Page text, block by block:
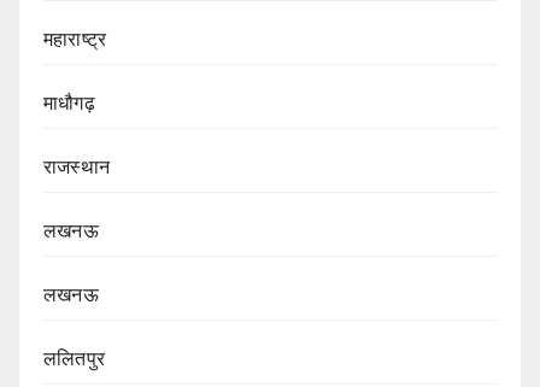
महाराष्ट्र
माधौगढ़
राजस्थान
लखनऊ
लखनऊ
ललितपुर